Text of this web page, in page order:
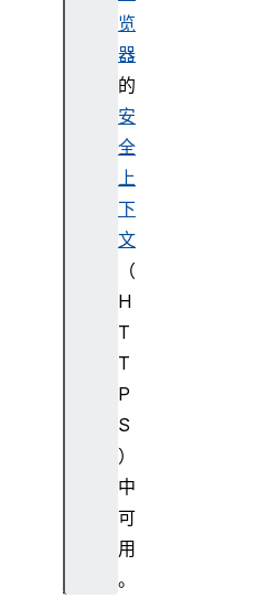
览
器
的
安
全
上
下
文
（
H
T
T
P
S
）
中
可
用
。